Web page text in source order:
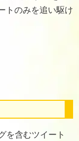
トのみを追い駆け
を含むツイート